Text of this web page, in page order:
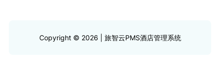
Copyright © 2026 | 旅智云PMS酒店管理系统